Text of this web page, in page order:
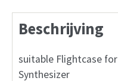
aantal
Beschrijving
suitable Flightcase
Synthesizer